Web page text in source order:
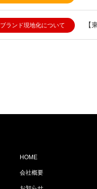
ブランド現地化について 【
HOME
会社概要